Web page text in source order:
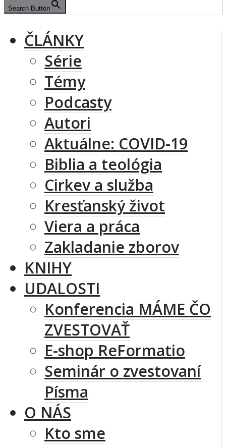
Search Button
ČLÁNKY
Série
Témy
Podcasty
Autori
Aktuálne: COVID-19
Biblia a teológia
Cirkev a služba
Kresťanský život
Viera a práca
Zakladanie zborov
KNIHY
UDALOSTI
Konferencia MÁME ČO
ZVESTOVAŤ
E-shop ReFormatio
Seminár o zvestovaní
Písma
O NÁS
Kto sme